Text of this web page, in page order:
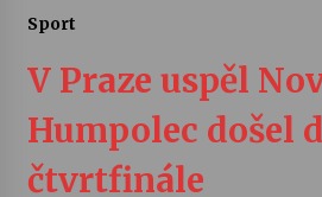
Vernisáž výstavy
kapkou
Sport
V Praze uspěl
Humpolec došel
čtvrtfinále